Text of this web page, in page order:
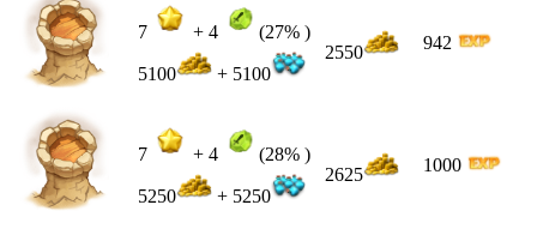
7 + 4 (27% )
5100 + 5100
2550 942
7 + 4 (28% )
5250 + 5250
2625 1000